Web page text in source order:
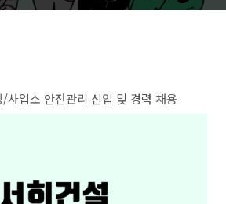
사업소 안전관리 신입 및 경력 채용